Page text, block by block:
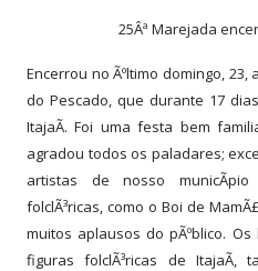
25Âª Marejada
Encerrou no Ãºltimo domingo, 23,
do Pescado, que durante 17
ItajaÃ­. Foi uma festa bem
agradou todos os paladares;
artistas de nosso
folclÃ³ricas, como o Boi de
muitos aplausos do pÃºblico.
figuras folclÃ³ricas de ItajaÃ­,